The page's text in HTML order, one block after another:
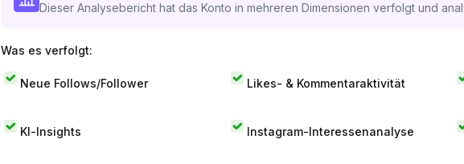
Dieser Analysebericht hat das Konto in mehreren Dimensionen verfolgt und
Was es verfolgt:
Neue Follows/Follower Likes- & Kommentaraktivität
KI-Insights Instagram-Interessenanalyse